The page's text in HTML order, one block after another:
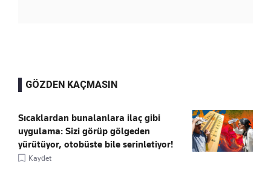
GÖZDEN KAÇMASIN
Sıcaklardan bunalanlara ilaç gibi
uygulama: Sizi görüp gölgeden
yürütüyor, otobüste bile serinletiyor!
Kaydet